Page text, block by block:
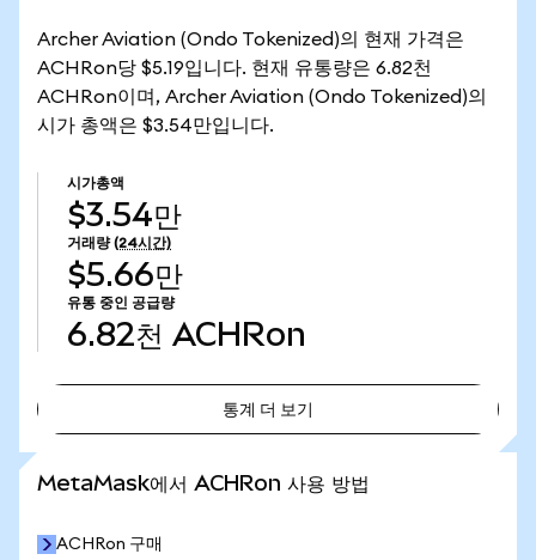
Archer Aviation (Ondo Tokenized)의 현재 가격은
ACHRon당 $5.19입니다. 현재 유통량은 6.82천
ACHRon이며, Archer Aviation (Ondo Tokenized)의
시가 총액은 $3.54만입니다.
시가총액
$3.54만
거래량 (24시간)
$5.66만
유통 중인 공급량
6.82천 ACHRon
통계 더 보기
MetaMask에서 ACHRon 사용 방법
ACHRon 구매